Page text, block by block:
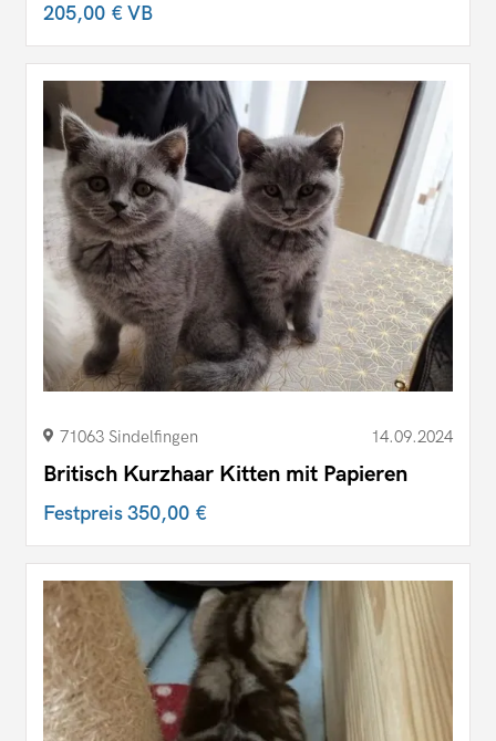
205,00 €VB
71063 Sindelfingen 14.09.2024
Britisch Kurzhaar Kitten mit Papieren
Festpreis350,00 €